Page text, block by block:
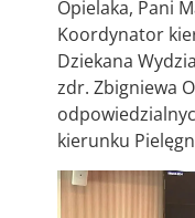
Opielaka, Pani
Koordynator
Dziekana
zdr. Zbigniewa
kierunku